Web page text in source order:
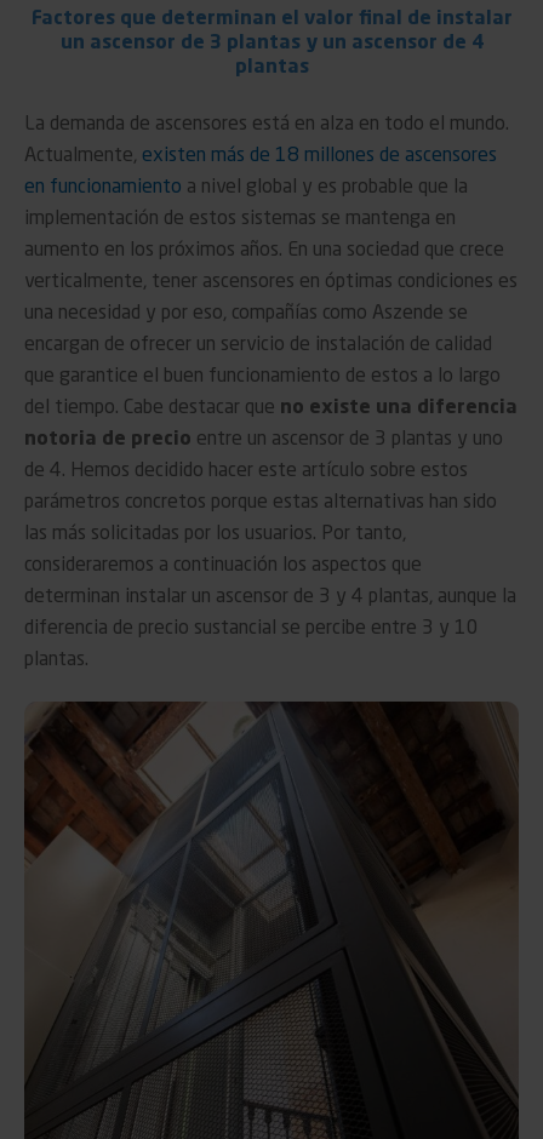
Factores que determinan el valor final de instalar
un ascensor de 3 plantas y un ascensor de 4
plantas
La demanda de ascensores está en alza en todo el mundo.
Actualmente, existen más de 18 millones de ascensores
en funcionamiento a nivel global y es probable que la
implementación de estos sistemas se mantenga en
aumento en los próximos años. En una sociedad que crece
verticalmente, tener ascensores en óptimas condiciones es
una necesidad y por eso, compañías como Aszende se
encargan de ofrecer un servicio de instalación de calidad
que garantice el buen funcionamiento de estos a lo largo
del tiempo. Cabe destacar que no existe una diferencia
notoria de precio entre un ascensor de 3 plantas y uno
de 4. Hemos decidido hacer este artículo sobre estos
parámetros concretos porque estas alternativas han sido
las más solicitadas por los usuarios. Por tanto,
consideraremos a continuación los aspectos que
determinan instalar un ascensor de 3 y 4 plantas, aunque la
diferencia de precio sustancial se percibe entre 3 y 10
plantas.